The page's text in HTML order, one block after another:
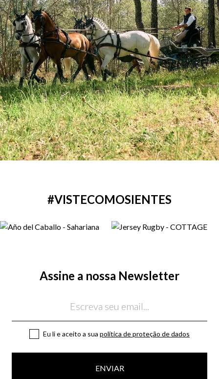
#VISTECOMOSIENTES
Assine a nossa Newsletter
Eu li e aceito a sua política de proteção de dados
ENVIAR